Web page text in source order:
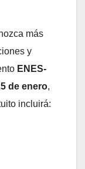
más
y
ENES-
de enero,
incluirá: